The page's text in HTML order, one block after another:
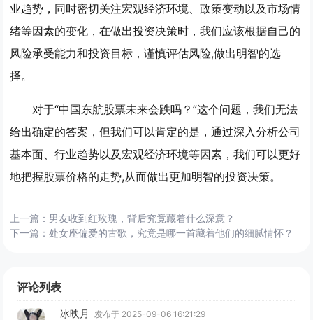
业趋势，同时密切关注宏观经济环境、政策变动以及市场情
绪等因素的变化，在做出投资决策时，我们应该根据自己的
风险承受能力和投资目标，谨慎评估风险,做出明智的选
择。
对于“中国东航股票未来会跌吗？”这个问题，我们无法
给出确定的答案，但我们可以肯定的是，通过深入分析公司
基本面、行业趋势以及宏观经济环境等因素，我们可以更好
地把握股票价格的走势,从而做出更加明智的投资决策。
上一篇： 男友收到红玫瑰，背后究竟藏着什么深意？
下一篇：处女座偏爱的古歌，究竟是哪一首藏着他们的细腻情怀？
评论列表
冰映月 发布于 2025-09-06 16:21:29